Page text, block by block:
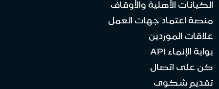
الكيانات الأهلية والأوقاف
منصة اعتماد جهات العمل
علاقات الموردين
بوابة الإنماء API
كن على اتصال
تقديم شكوى